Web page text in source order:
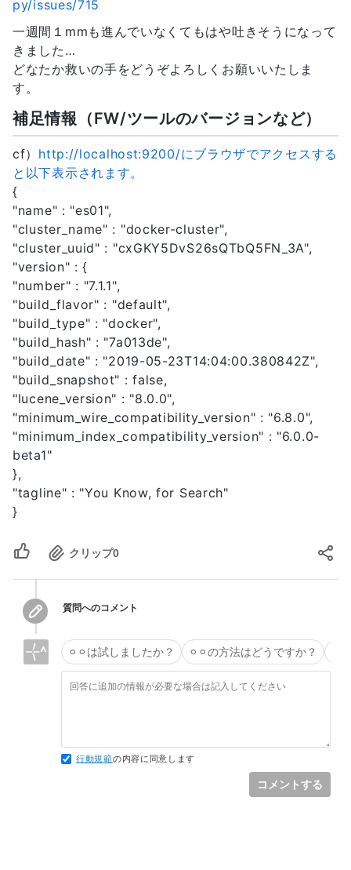
py/issues/715
一週間１mmも進んでいなくてもはや吐きそうになって
きました…
どなたか救いの手をどうぞよろしくお願いいたしま
す。
補足情報（FW/ツールのバージョンなど）
cf） http://localhost:9200/にブラウザでアクセスする
と以下表示されます。
{
"name" : "es01",
"cluster_name" : "docker-cluster",
"cluster_uuid" : "cxGKY5DvS26sQTbQ5FN_3A",
"version" : {
"number" : "7.1.1",
"build_flavor" : "default",
"build_type" : "docker",
"build_hash" : "7a013de",
"build_date" : "2019-05-23T14:04:00.380842Z",
"build_snapshot" : false,
"lucene_version" : "8.0.0",
"minimum_wire_compatibility_version" : "6.8.0",
"minimum_index_compatibility_version" : "6.0.0-
beta1"
},
"tagline" : "You Know, for Search"
}
クリップ0
質問へのコメント
⚪︎⚪︎は試しましたか？ ⚪︎⚪︎の方法はどうですか？
行動規範の内容に同意します
コメントする